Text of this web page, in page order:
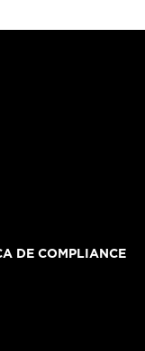
DE COMPLIANCE